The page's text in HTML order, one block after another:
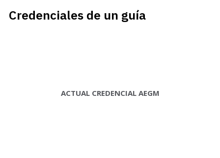
Credenciales de un guía
ACTUAL CREDENCIAL AEGM